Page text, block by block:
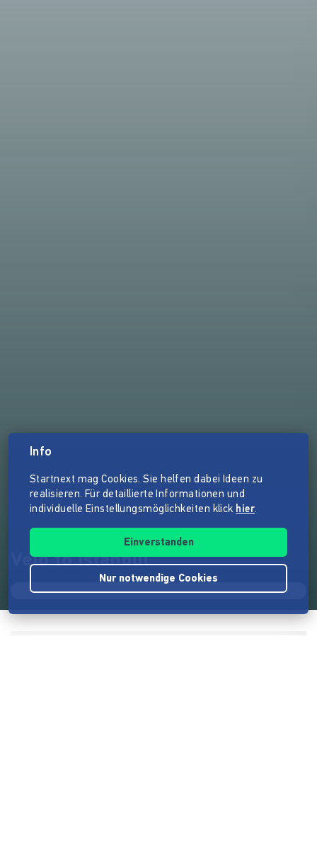
Velo to Istanbul
Info
Startnext mag Cookies. Sie helfen dabei Ideen zu
realisieren. Für detaillierte Informationen und
individuelle Einstellungsmöglichkeiten klick hier.
Einverstanden
Nur notwendige Cookies